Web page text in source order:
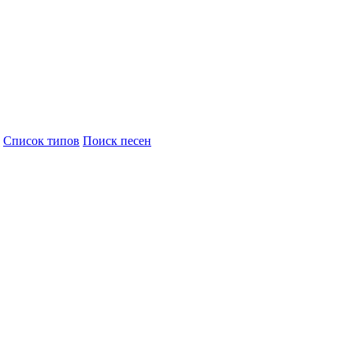
Cписок типов Поиск песен